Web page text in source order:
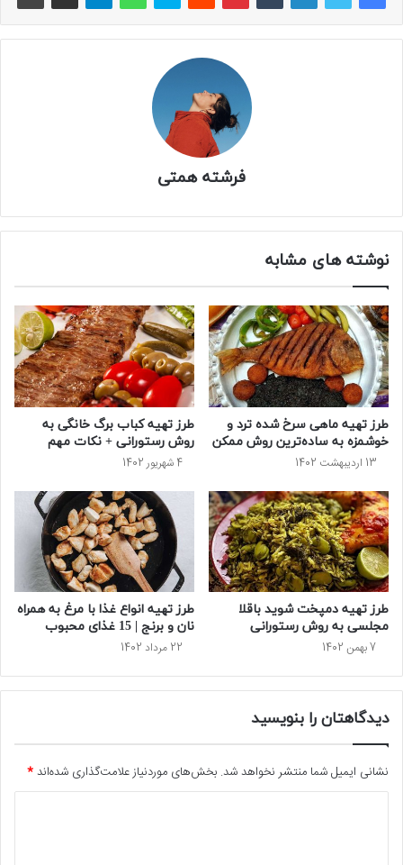
فرشته همتی
نوشته های مشابه
طرز تهیه ماهی سرخ شده ترد و
خوشمزه به ساده‌ترین روش ممکن
13 اردیبهشت 1402
طرز تهیه کباب برگ خانگی به
روش رستورانی + نکات مهم
4 شهریور 1402
طرز تهیه دمپخت شوید باقلا
مجلسی به روش رستورانی
7 بهمن 1402
طرز تهیه انواع غذا با مرغ به همراه
نان و برنج | 15 غذای محبوب
22 مرداد 1402
دیدگاهتان را بنویسید
نشانی ایمیل شما منتشر نخواهد شد. بخش‌های موردنیاز علامت‌گذاری شده‌اند*